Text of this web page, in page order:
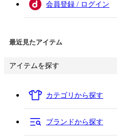
会員登録 / ログイン
最近見たアイテム
アイテムを探す
カテゴリから探す
ブランドから探す